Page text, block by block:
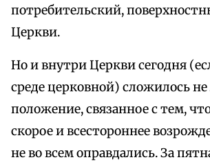
потребительский,
Церкви.
Но и внутри Церкви сегодня
среде церковной) сложилось
положение, связанное с тем,
скорое и всестороннее
не во всем оправдались. За